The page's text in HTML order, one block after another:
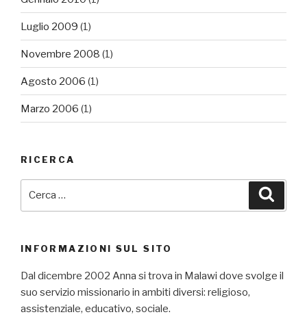
Luglio 2009 (1)
Novembre 2008 (1)
Agosto 2006 (1)
Marzo 2006 (1)
RICERCA
INFORMAZIONI SUL SITO
Dal dicembre 2002 Anna si trova in Malawi dove svolge il
suo servizio missionario in ambiti diversi: religioso,
assistenziale, educativo, sociale.